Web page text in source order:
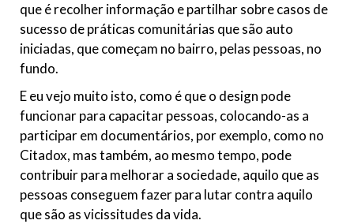
que é recolher informação e partilhar sobre casos de
sucesso de práticas comunitárias que são auto
iniciadas, que começam no bairro, pelas pessoas, no
fundo.
E eu vejo muito isto, como é que o design pode
funcionar para capacitar pessoas, colocando-as a
participar em documentários, por exemplo, como no
Citadox, mas também, ao mesmo tempo, pode
contribuir para melhorar a sociedade, aquilo que as
pessoas conseguem fazer para lutar contra aquilo
que são as vicissitudes da vida.